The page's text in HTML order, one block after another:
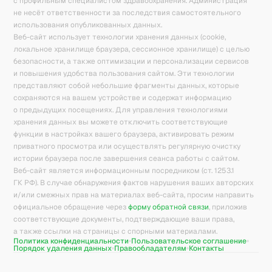
не несёт ответственности за последствия самостоятельного
использования опубликованных данных.
Веб-сайт использует технологии хранения данных (cookie,
локальное хранилище браузера, сессионное хранилище) с целью
безопасности, а также оптимизации и персонализации сервисов
и повышения удобства пользования сайтом. Эти технологии
представляют собой небольшие фрагменты данных, которые
сохраняются на вашем устройстве и содержат информацию
о предыдущих посещениях. Для управления технологиями
хранения данных вы можете отключить соответствующие
функции в настройках вашего браузера, активировать режим
приватного просмотра или осуществлять регулярную очистку
истории браузера после завершения сеанса работы с сайтом.
Веб-сайт является информационным посредником (ст. 1253.1
ГК РФ). В случае обнаружения фактов нарушения ваших авторских
и/или смежных прав на материалах веб-сайта, просим направить
официальное обращение через форму обратной связи, приложив
соответствующие документы, подтверждающие ваши права,
а также ссылки на страницы с спорными материалами.
Политика конфиденциальности Пользовательское соглашение
Порядок удаления данных Правообладателям Контакты